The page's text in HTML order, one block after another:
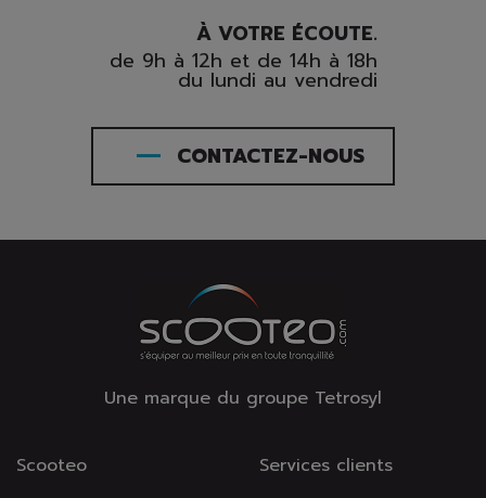
À VOTRE ÉCOUTE.
de 9h à 12h et de 14h à 18h
du lundi au vendredi
CONTACTEZ-NOUS
Une marque du groupe Tetrosyl
Scooteo Services clients